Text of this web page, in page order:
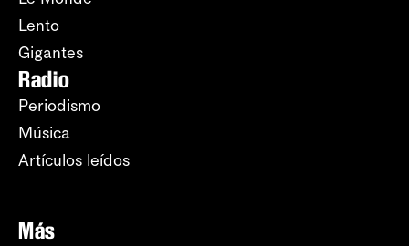
Lento
Gigantes
Radio
Periodismo
Música
Artículos leídos
Más